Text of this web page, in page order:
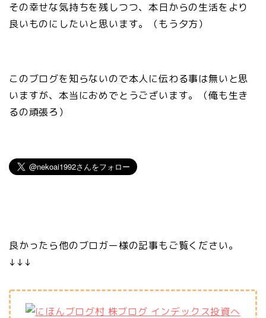
その幸せな気持ちを残しつつ、本日からの生活をより
良いものにしたいと思います。（もう夕方）
このブログを知らないので本人に伝わる事は無いと思
いますが、本当におめでとうございます。（俺も生き
るの頑張ろ）
良かったら他のブロガー様の記事もご覧ください。
↓↓↓